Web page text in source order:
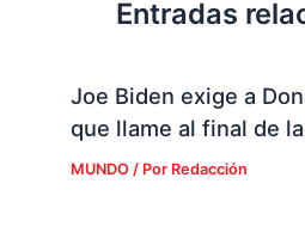
Entradas
Joe Biden exige a
que llame al final de
MUNDO/ Por Redacción